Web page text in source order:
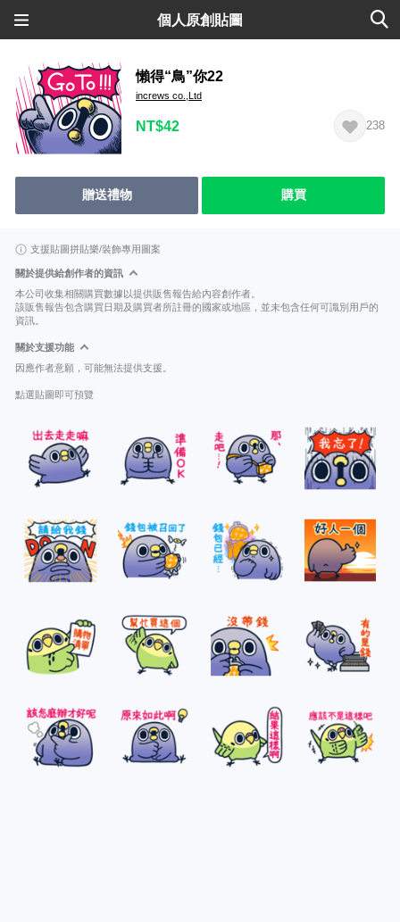
個人原創貼圖
懶得“鳥”你22
increws co.,Ltd
NT$42 238
贈送禮物 購買
支援貼圖拼貼樂/裝飾專用圖案
關於提供給創作者的資訊
本公司收集相關購買數據以提供販售報告給內容創作者。
該販售報告包含購買日期及購買者所註冊的國家或地區，並未包含任何可識別用戶的
資訊。
關於支援功能
因應作者意願，可能無法提供支援。
點選貼圖即可預覽